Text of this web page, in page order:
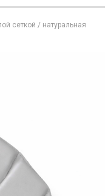
сеткой / натуральная